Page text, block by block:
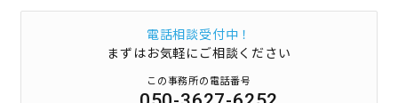
電話相談受付中！
まずはお気軽にご相談ください
この事務所の電話番号